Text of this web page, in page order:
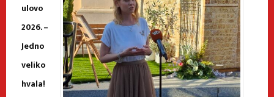
ulovo
2026. –
Jedno
veliko
hvala!